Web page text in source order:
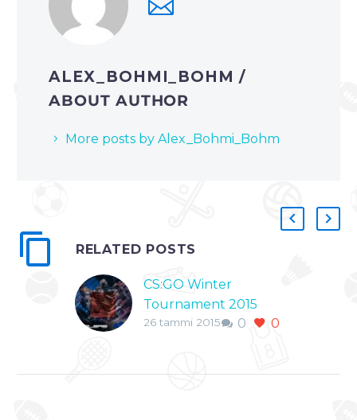
ALEX_BOHMI_BOHM/
ABOUT AUTHOR
More posts by Alex_Bohmi_Bohm
RELATED POSTS
CS:GO Winter
Tournament 2015
Saimme juuri viime
0 0
26 tammi 2015